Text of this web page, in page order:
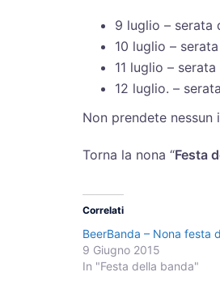
9 luglio – serata
10 luglio –
11 luglio –
12 luglio. –
Non prendete nessun
Torna la nona “Festa
Correlati
BeerBanda – Nona festa
9 Giugno 2015
In "Festa della banda"